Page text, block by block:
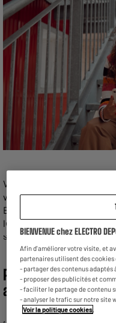
Vous cherchez un
votre téléphone
ELECTRO DEPOT. Nos
les opérateurs.
sans attendre et insérez-y
Pourquoi choisir un
abonnement ?
BIENVENUE chez ELECTRO
Afin d'améliorer votre visite, et
partenaires utilisent des
- partager des contenus adaptés
- proposer des publicités et
- faciliter le partage de contenu
- analyser le trafic sur notre site
Voir la politique cookies.